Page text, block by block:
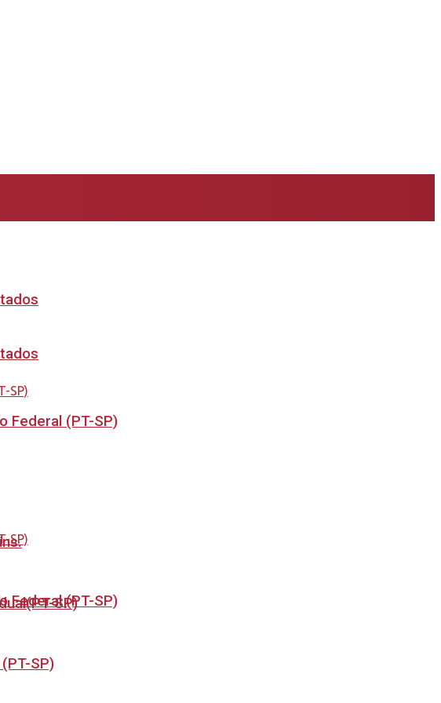
Federal (PT-SP)
Federal (PT-SP)
SP)
SP)